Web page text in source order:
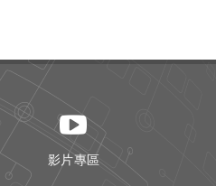
影片專區